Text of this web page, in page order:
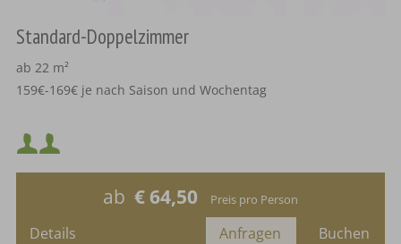
Standard-Doppelzimmer
ab 22 m²
159€-169€ je nach Saison und Wochentag
Bettengröße 1,80m auf 2m
Mindestbelegung:
Maximalbelegung:
ab € 64,50 Preis pro Person
Buchen
Anfragen
Details